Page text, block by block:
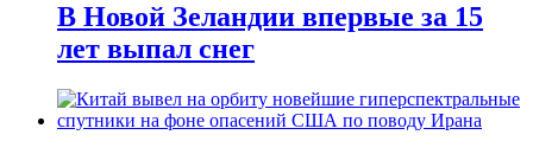
В Новой Зеландии впервые за 15
лет выпал снег